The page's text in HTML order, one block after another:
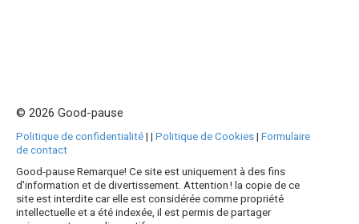
© 2026 Good-pause
Politique de confidentialité| | Politique de Cookies| Formulaire
de contact
Good-pause Remarque! Ce site est uniquement à des fins
d'information et de divertissement. Attention ! la copie de ce
site est interdite car elle est considérée comme propriété
intellectuelle et a été indexée, il est permis de partager